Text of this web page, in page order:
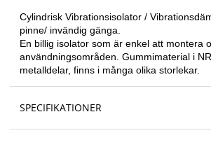
Cylindrisk Vibrationsisolator /
pinne/ invändig gänga.
En billig isolator som är enkel att montera
användningsområden. Gummimaterial i
metalldelar, finns i många olika storlekar.
SPECIFIKATIONER